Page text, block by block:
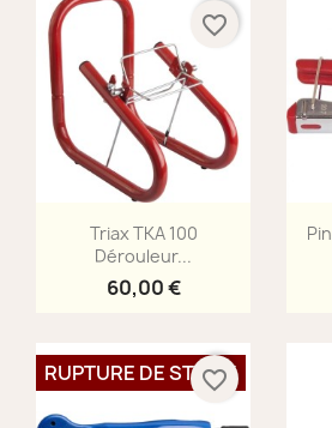
Aperçu rapide
Triax TKA 100
Dérouleur...
60,00 €
favorite_border
RUPTURE DE STOCK
favorite_border